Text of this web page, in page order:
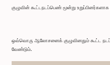
குழுவின் கூட்டநடப்பெண் மூன்று
ஒவ்வொரு ஆலோசனைக் குழுவினதும் கூட்ட
வேண்டும்.